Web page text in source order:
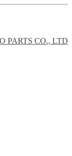
PARTS CO., LTD